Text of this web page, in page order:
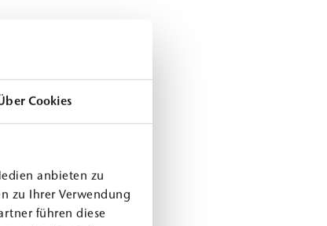
Cookies
anbieten zu
zu Ihrer Verwendung
führen diese